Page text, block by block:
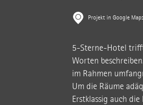
Projekt in Google Maps
5-Sterne-Hotel trifft
Worten
im Rahmen
Um die Räume
Erstklassig auch